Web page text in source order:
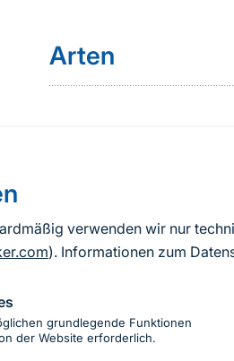
verwenden wir nur
). Informationen zum
grundlegende Funktionen
der Website erforderlich.
Arten
Nach Angaben der an
2019). Aus